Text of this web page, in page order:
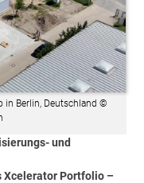
in Berlin, Deutschland ©
und
Xcelerator Portfolio –